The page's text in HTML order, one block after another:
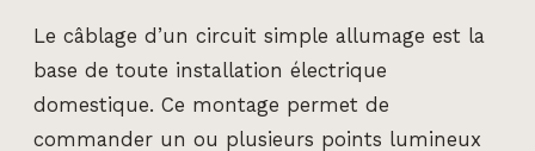
Le câblage d’un circuit simple allumage est la
base de toute installation électrique
domestique. Ce montage permet de
commander un ou plusieurs points lumineux